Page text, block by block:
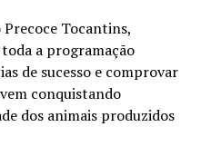
Tocantins,
a programação
de sucesso e comprovar
conquistando
dos animais produzidos